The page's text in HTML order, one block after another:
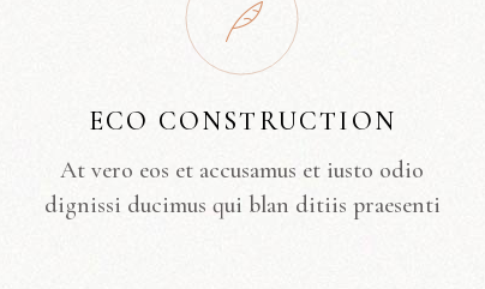
ECO CONSTRUCTION
At vero eos et accusamus et iusto odio
dignissi ducimus qui blan ditiis praesenti